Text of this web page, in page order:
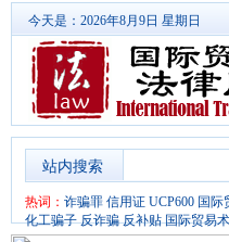
今天是：2026年8月9日 星期日
站内搜索
热词： 诈骗罪 信用证 UCP600 国际
化工骗子 反诈骗 反补贴 国际贸易